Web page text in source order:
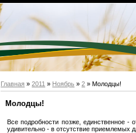
Главная »2011 » Ноябрь » 2 » Молодцы!
Молодцы!
Все подробности позже, единственное -
удивительно - в отсутствие приемлемых